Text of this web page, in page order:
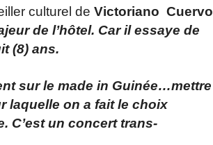
culturel de Victoriano Cuervo
de l’hôtel. Car il essaye de
(8) ans.
sur le made in Guinée…mettre
laquelle on a fait le choix
C’est un concert trans-